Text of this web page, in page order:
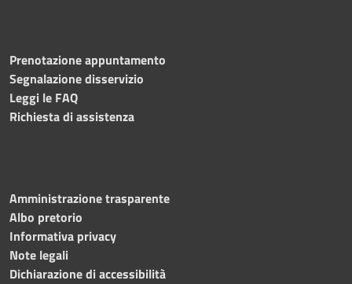
Prenotazione appuntamento
Segnalazione disservizio
Leggi le FAQ
Richiesta di assistenza
Amministrazione trasparente
Albo pretorio
Informativa privacy
Note legali
Dichiarazione di accessibilità